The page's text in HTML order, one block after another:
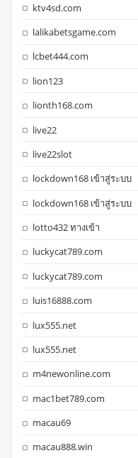
ktv4sd.com
lalikabetsgame.com
lcbet444.com
lion123
lionth168.com
live22
live22slot
lockdown168 เข้าสู่ระบบ
lockdown168 เข้าสู่ระบบ
lotto432 ทางเข้า
luckycat789.com
luckycat789.com
luis16888.com
lux555.net
lux555.net
m4newonline.com
mac1bet789.com
macau69
macau888.win